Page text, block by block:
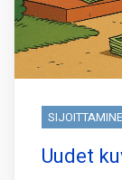
Uudet